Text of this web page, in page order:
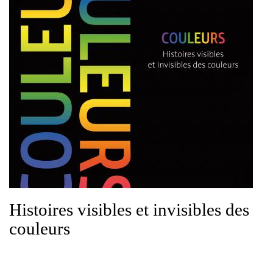
Histoires visibles et invisibles des
couleurs